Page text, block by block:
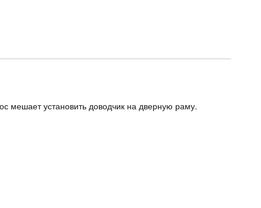
мешает установить доводчик на дверную раму.